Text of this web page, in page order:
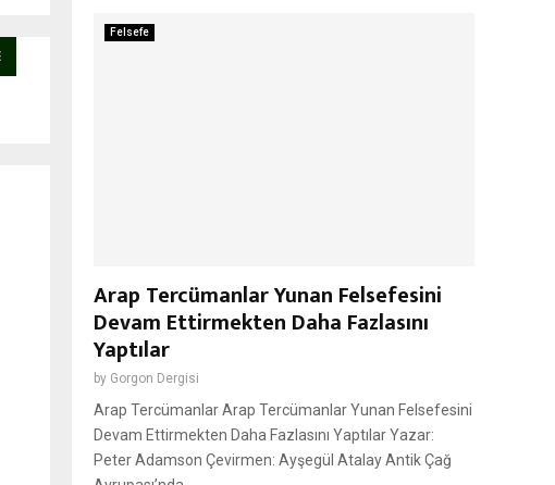
Felsefe
Arap Tercümanlar Yunan Felsefesini
Devam Ettirmekten Daha Fazlasını
Yaptılar
by Gorgon Dergisi
Arap Tercümanlar Arap Tercümanlar Yunan Felsefesini
Devam Ettirmekten Daha Fazlasını Yaptılar Yazar:
Peter Adamson Çevirmen: Ayşegül Atalay Antik Çağ